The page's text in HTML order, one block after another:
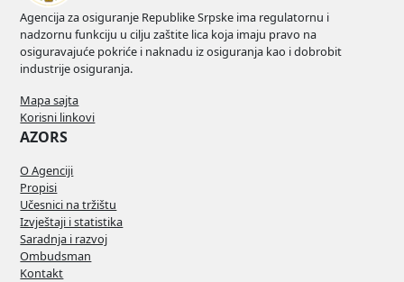
Agencija za osiguranje Republike Srpske ima regulatornu i
nadzornu funkciju u cilju zaštite lica koja imaju pravo na
osiguravajuće pokriće i naknadu iz osiguranja kao i dobrobit
industrije osiguranja.
Mapa sajta
Korisni linkovi
AZORS
O Agenciji
Propisi
Učesnici na tržištu
Izvještaji i statistika
Saradnja i razvoj
Ombudsman
Kontakt